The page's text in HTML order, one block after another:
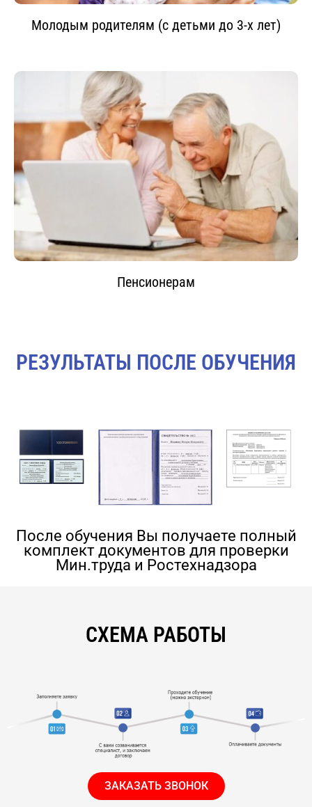
Молодым родителям (с детьми до 3-х лет)
Пенсионерам
РЕЗУЛЬТАТЫ ПОСЛЕ ОБУЧЕНИЯ
После обучения Вы получаете полный
комплект документов для проверки
Мин.труда и Ростехнадзора
СХЕМА РАБОТЫ
ЗАКАЗАТЬ ЗВОНОК